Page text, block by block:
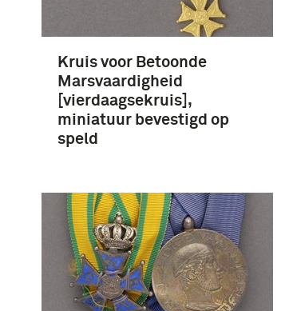
Kruis voor Betoonde
Marsvaardigheid
[vierdaagsekruis],
miniatuur bevestigd op
speld